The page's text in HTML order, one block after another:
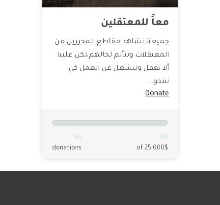
معاً للمعتقلين
جميعنا نشاهد مقاطع المحررين من
المعتقلات ونتألم لحالهم،لكن علينا
ألا نغفل وننشغل عن العمل كي
نمحو…
Donate
of 25,000$
donations